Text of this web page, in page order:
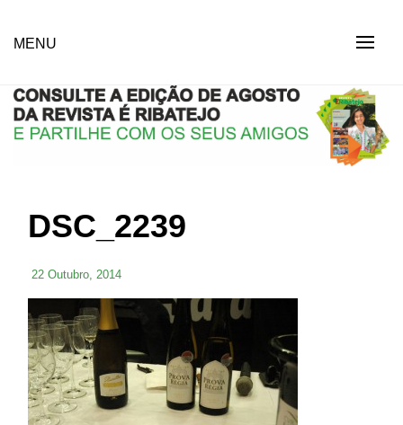
É RIBATEJO – REVISTA
SOCIAL ONLINE
MENU
DSC_2239
22 Outubro, 2014